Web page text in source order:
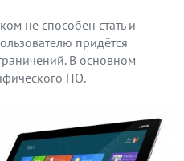
не способен стать и
придётся
В основном
ПО.